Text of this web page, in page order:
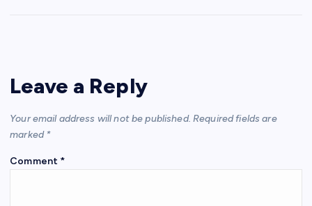
p
p
o
o
m
Leave a Reply
Your email address will not be published. Required fields are
marked *
Comment *